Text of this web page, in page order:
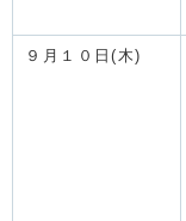
９月１０日(木)